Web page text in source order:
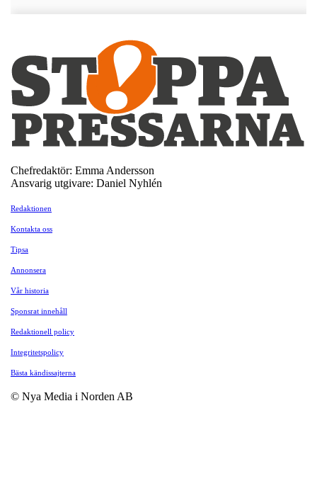
Chefredaktör: Emma Andersson
Ansvarig utgivare: Daniel Nyhlén
Redaktionen
Kontakta oss
Tipsa
Annonsera
Vår historia
Sponsrat innehåll
Redaktionell policy
Integritetspolicy
Bästa kändissajterna
© Nya Media i Norden AB